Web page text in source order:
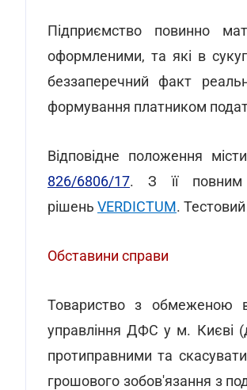
Підприємство повинно
оформленими, та які в
беззаперечний факт
формування платником
Відповідне положення
826/6806/17. З її повним
рішень VERDICTUM.
Обставини справи
Товариство з обмеженою
управління ДФС у м. Києві
протиправними та
грошового зобов'язання з